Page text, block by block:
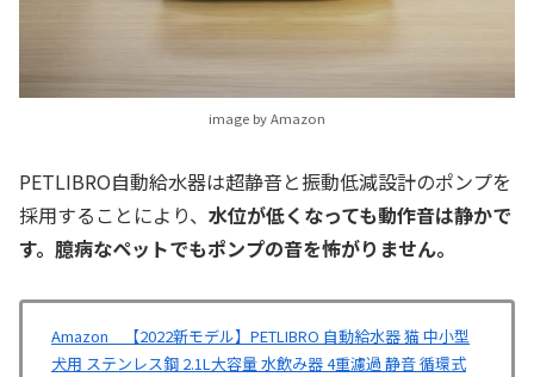
image by Amazon
PETLIBRO自動給水器は超静音と振動低減設計のポンプを
採用することにより、 水位が低くなっても動作音は静かで
す。臆病なペットでもポンプの音を怖がりません。
Amazon 【2022新モデル】PETLIBRO 自動給水器 猫 中小型
犬用 ステンレス鋼 2.1L大容量 水飲み器 4重濾過 静音 循環式